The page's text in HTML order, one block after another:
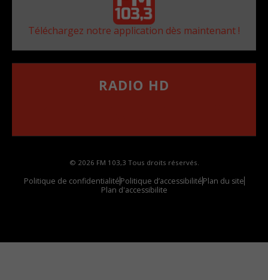
Téléchargez notre application dès maintenant !
RADIO HD
© 2026 FM 103,3 Tous droits réservés.
Politique de confidentialitéPolitique d’accessibilitéPlan du site
Plan d'accessibilite